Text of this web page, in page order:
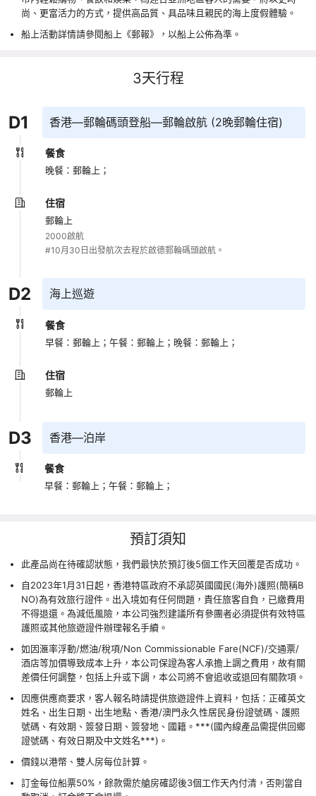
尚、更富活力的方式，提供高品質、具品味且親民的海上度假體驗。
船上活動詳情請參閱船上《郵報》，以船上公佈為準。
3天行程
D1 香港—郵輪碼頭登船—郵輪啟航 (2晚郵輪住宿)
餐食
晚餐：郵輪上；
住宿
郵輪上
2000啟航
D2 海上巡遊
餐食
早餐：郵輪上；午餐：郵輪上； 晚餐：郵輪上；
住宿
郵輪上
D3 香港—泊岸
餐食
早餐：郵輪上；午餐：郵輪上；
預訂須知
此產品尚在待確認狀態，我們最快於預訂後5個工作天回覆是否成功。
自2023年1月31日起，香港特區政府不承認英國國民(海外)護照(簡稱B
NO)為有效旅行證件。出入境如有任何問題，責任旅客自負，已繳費用
不得退還。為減低風險，本公司強烈建議所有參團者必須提供有效特區
護照或其他旅遊證件辦理報名手續。
如因滙率浮動/燃油/稅項/Non Commissionable Fare(NCF)/交通票/
酒店等加價導致成本上升，本公司保證為客人承擔上調之費用，故有關
差價任何調整，包括上升或下調，本公司將不會追收或退回有關款項。
因應供應商要求，客人報名時請提供旅遊證件上資料，包括：正確英文
姓名、出生日期、出生地點、香港/澳門永久性居民身份證號碼、護照
號碼、有效期、簽發日期、簽發地、國籍。***(國內線產品需提供回鄉
證號碼、有效日期及中文姓名***)。
價錢以港幣、雙人房每位計算。
訂金每位船票50%，餘款需於艙房確認後3個工作天內付清，否則當自